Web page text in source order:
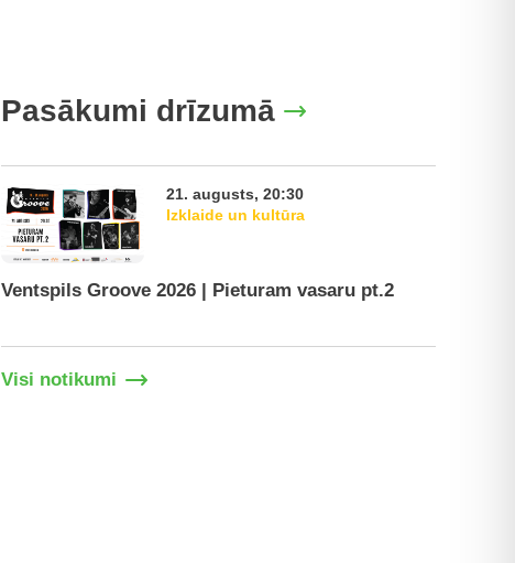
Pasākumi drīzumā
21. augusts, 20:30
Izklaide un kultūra
Ventspils Groove 2026 | Pieturam vasaru pt.2
Visi notikumi